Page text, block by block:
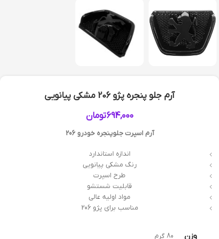
آرم جلو پنجره پژو 206 مشکی پیانویی
694,000تومان
آرم اسپرت جلوپنجره خودرو 206
اندازه استاندارد
رنگ مشکی پیانویی
طرح اسپرت
قابليت شستشو
مواد اولیه عالی
مناسب برای پژو 206
وزن 80 گرم